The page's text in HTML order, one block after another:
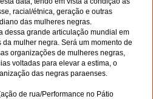
racial/étnica, geração e outras
das mulheres negras.
dessa grande articulação mundial em
mulher negra. Será um momento de
organizações de mulheres negras,
voltadas para elevar a estima, o
das negras paraenses.
de rua/Performance no Pátio